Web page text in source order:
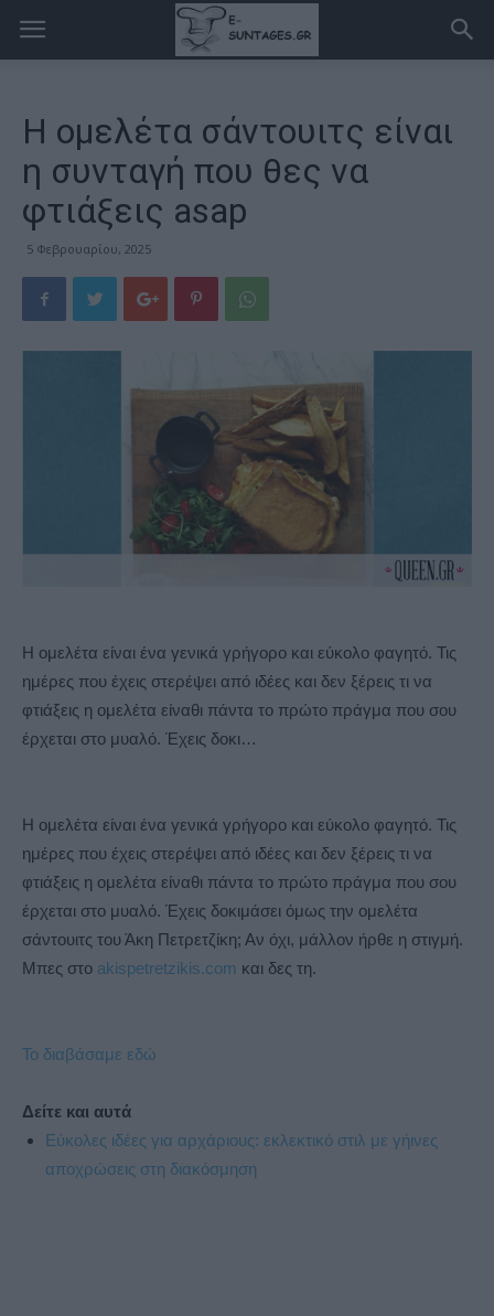
Η ομελέτα σάντουιτς είναι
η συνταγή που θες να
φτιάξεις asap
5 Φεβρουαρίου, 2025
Η ομελέτα είναι ένα γενικά γρήγορο και εύκολο φαγητό. Τις
ημέρες που έχεις στερέψει από ιδέες και δεν ξέρεις τι να
φτιάξεις η ομελέτα είναθι πάντα το πρώτο πράγμα που σου
έρχεται στο μυαλό. Έχεις δοκι…
Η ομελέτα είναι ένα γενικά γρήγορο και εύκολο φαγητό. Τις
ημέρες που έχεις στερέψει από ιδέες και δεν ξέρεις τι να
φτιάξεις η ομελέτα είναθι πάντα το πρώτο πράγμα που σου
έρχεται στο μυαλό. Έχεις δοκιμάσει όμως την ομελέτα
σάντουιτς του Άκη Πετρετζίκη; Αν όχι, μάλλον ήρθε η στιγμή.
Μπες στο akispetretzikis.com και δες τη.
Το διαβάσαμε εδώ
Δείτε και αυτά
Εύκολες ιδέες για αρχάριους: εκλεκτικό στιλ με γήινες
αποχρώσεις στη διακόσμηση